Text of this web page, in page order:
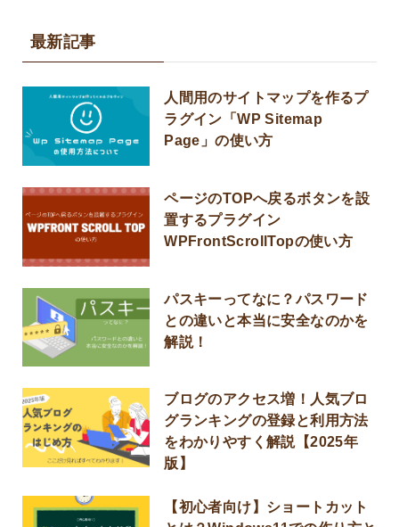
最新記事
人間用のサイトマップを作るプ
ラグイン「WP Sitemap
Page」の使い方
ページのTOPへ戻るボタンを設
置するプラグイン
WPFrontScrollTopの使い方
パスキーってなに？パスワード
との違いと本当に安全なのかを
解説！
ブログのアクセス増！人気ブロ
グランキングの登録と利用方法
をわかりやすく解説【2025年
版】
【初心者向け】ショートカット